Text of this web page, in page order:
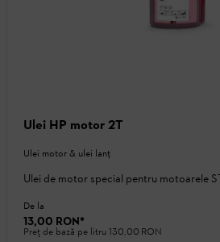
Ulei HP motor 2T
Ulei motor & ulei lanţ
Ulei de motor special pentru motoarele
De la
13,00 RON*
Preț de bază pe litru 130,00 RON